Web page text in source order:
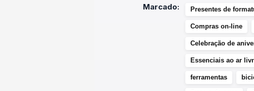
Marcado: Presentes de
Compras on-line
Celebração de
Essenciais ao ar
ferramentas